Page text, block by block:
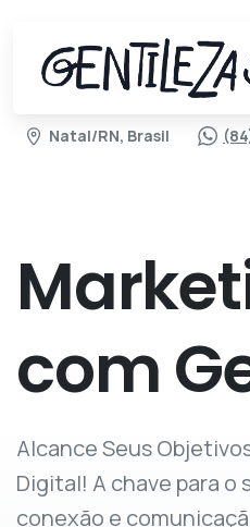
Natal/RN, Brasil
com
Alcance Seus
Digital! A chave para
conexão e